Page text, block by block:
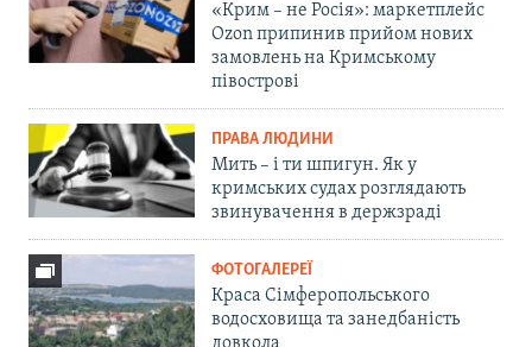
«Крим – не Росія»: маркетплейс
Ozon припинив прийом нових
замовлень на Кримському
півострові
ПРАВА ЛЮДИНИ
Мить – і ти шпигун. Як у
кримських судах розглядають
звинувачення в держзраді
ФОТОГАЛЕРЕЇ
Краса Сімферопольського
водосховища та занедбаність